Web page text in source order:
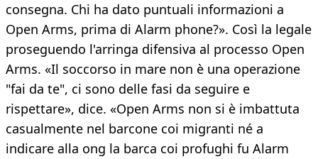
consegna. Chi ha dato puntuali informazioni a
Open Arms, prima di Alarm phone?». Così la legale
proseguendo l'arringa difensiva al processo Open
Arms. «Il soccorso in mare non è una operazione
"fai da te", ci sono delle fasi da seguire e
rispettare», dice. «Open Arms non si è imbattuta
casualmente nel barcone coi migranti né a
indicare alla ong la barca coi profughi fu Alarm